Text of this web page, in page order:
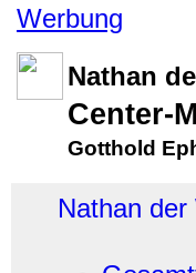
Werbung
Nathan
Center-
Gotthold
Nathan der